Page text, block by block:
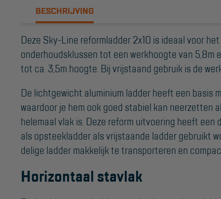
onderhoud
Aanmelden
Inspectiewekker
BESCHRIJVING
Deze Sky-Line reformladder 2x10 is ideaal voor
onderhoudsklussen tot een werkhoogte van 5,8m
tot ca. 3,5m hoogte. Bij vrijstaand gebruik is de
De lichtgewicht aluminium ladder heeft een basis
waardoor je hem ook goed stabiel kan neerzetten
helemaal vlak is. Deze reform uitvoering heeft een
als opsteekladder als vrijstaande ladder gebruikt
delige ladder makkelijk te transporteren en
Horizontaal stavlak